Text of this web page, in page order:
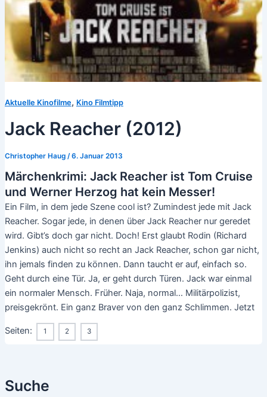
Suche
Aktuelle Kinofilme, Kino Filmtipp
Jack Reacher (2012)
Christopher Haug /6. Januar 2013
Märchenkrimi: Jack Reacher ist Tom Cruise
und Werner Herzog hat kein Messer!
Ein Film, in dem jede Szene cool ist? Zumindest jede mit Jack
Reacher. Sogar jede, in denen über Jack Reacher nur geredet
wird. Gibt’s doch gar nicht. Doch! Erst glaubt Rodin (Richard
Jenkins) auch nicht so recht an Jack Reacher, schon gar nicht,
ihn jemals finden zu können. Dann taucht er auf, einfach so.
Geht durch eine Tür. Ja, er geht durch Türen. Jack war einmal
ein normaler Mensch. Früher. Naja, normal… Militärpolizist,
preisgekrönt. Ein ganz Braver von den ganz Schlimmen. Jetzt
Seiten: 1 2 3